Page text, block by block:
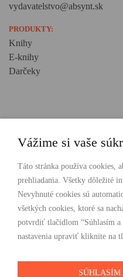
vydavatelstvo@absynt.sk
PRODUKTY:
Knihy
E-knihy
Darčeky
POHODLNÉ NAKUPOVANIE
Odosielame ihneď
Doprava zdarma už od
Vážime si vaše
Táto stránka používa cookies,
prehliadania. Všetky dôležité
Nevyhnuté cookies sú
všetkých cookies, ktoré sa
potvrdiť tlačidlom “Súhlasím a
nastavenia upraviť kliknite na
SÚHLASÍM